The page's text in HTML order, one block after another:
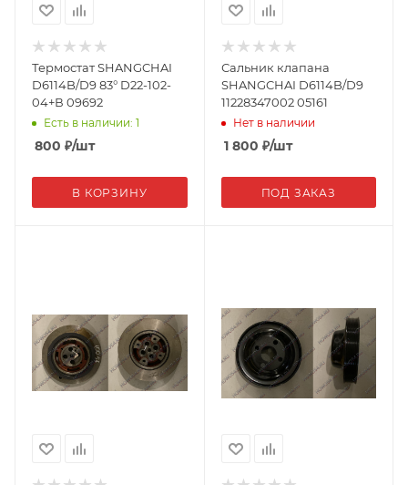
Термостат SHANGCHAI
D6114B/D9 83° D22-102-
04+В 09692
Есть в наличии: 1
800 ₽/шт
В КОРЗИНУ
Сальник клапана
SHANGCHAI D6114B/D9
11228347002 05161
Нет в наличии
1 800 ₽/шт
ПОД ЗАКАЗ